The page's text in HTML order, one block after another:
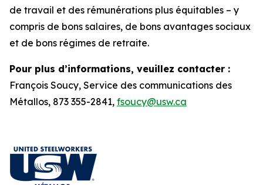
de travail et des rémunérations plus équitables – y
compris de bons salaires, de bons avantages sociaux
et de bons régimes de retraite.
Pour plus d’informations, veuillez contacter :
François Soucy, Service des communications des
Métallos, 873 355-2841, fsoucy@usw.ca